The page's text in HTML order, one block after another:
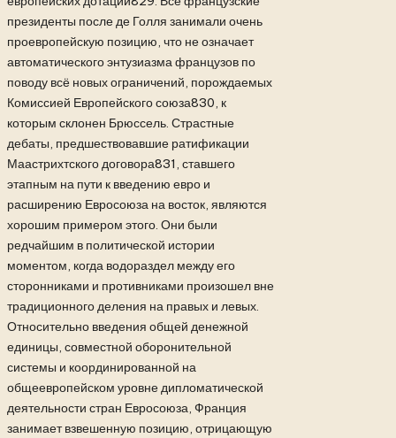
президенты после де Голля занимали очень
проевропейскую позицию, что не означает
автоматического энтузиазма французов по
поводу всё новых ограничений, порождаемых
Комиссией Европейского союза830, к
которым склонен Брюссель. Страстные
дебаты, предшествовавшие ратификации
Маастрихтского договора831, ставшего
этапным на пути к введению евро и
расширению Евросоюза на восток, являются
хорошим примером этого. Они были
редчайшим в политической истории
моментом, когда водораздел между его
сторонниками и противниками произошел вне
традиционного деления на правых и левых.
Относительно введения общей денежной
единицы, совместной оборонительной
системы и координированной на
общеевропейском уровне дипломатической
деятельности стран Евросоюза, Франция
занимает взвешенную позицию, отрицающую